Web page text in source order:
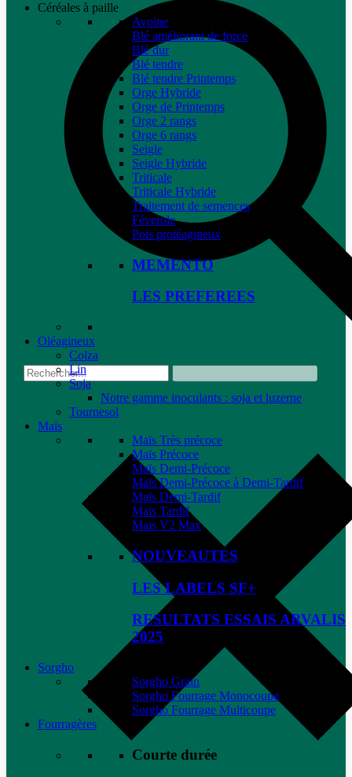
Céréales à paille
Avoine
Blé améliorant de force
Blé dur
Blé tendre
Blé tendre Printemps
Orge Hybride
Orge de Printemps
Orge 2 rangs
Orge 6 rangs
Seigle
Seigle Hybride
Triticale
Triticale Hybride
Traitement de semences
Féverole
Pois protéagineux
MEMENTO
LES PREFEREES
Oléagineux
Colza
Lin
Soja
Notre gamme inoculants : soja et luzerne
Tournesol
Maïs
Maïs Très précoce
Maïs Précoce
Maïs Demi-Précoce
Maïs Demi-Précoce à Demi-Tardif
Maïs Demi-Tardif
Maïs Tardif
Maïs V2 Max
NOUVEAUTES
LES LABELS SF+
RESULTATS ESSAIS ARVALIS
2025
Sorgho
Sorgho Grain
Sorgho Fourrage Monocoupe
Sorgho Fourrage Multicoupe
Fourragères
Courte durée